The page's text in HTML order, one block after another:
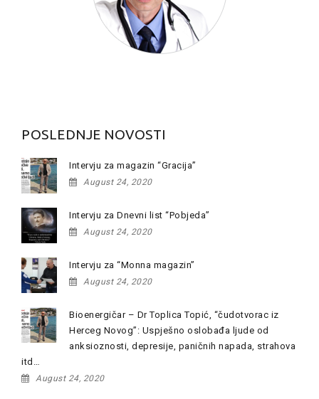
POSLEDNJE NOVOSTI
Intervju za magazin “Gracija”
August 24, 2020
Intervju za Dnevni list “Pobjeda”
August 24, 2020
Intervju za “Monna magazin”
August 24, 2020
Bioenergičar – Dr Toplica Topić, “čudotvorac iz
Herceg Novog”: Uspješno oslobađa ljude od
anksioznosti, depresije, paničnih napada, strahova
itd…
August 24, 2020